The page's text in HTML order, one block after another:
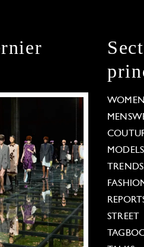
MODELS
TRENDS
STREET